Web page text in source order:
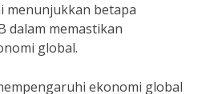
menunjukkan betapa
dalam memastikan
global.
ekonomi global